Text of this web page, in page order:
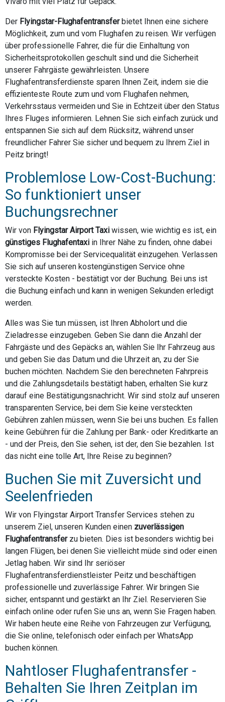
Der Flyingstar-Flughafentransferbietet Ihnen eine sichere
Möglichkeit, zum und vom Flughafen zu reisen. Wir verfügen
über professionelle Fahrer, die für die Einhaltung von
Sicherheitsprotokollen geschult sind und die Sicherheit
unserer Fahrgäste gewährleisten. Unsere
Flughafentransferdienste sparen Ihnen Zeit, indem sie die
effizienteste Route zum und vom Flughafen nehmen,
Verkehrsstaus vermeiden und Sie in Echtzeit über den Status
Ihres Fluges informieren. Lehnen Sie sich einfach zurück und
entspannen Sie sich auf dem Rücksitz, während unser
freundlicher Fahrer Sie sicher und bequem zu Ihrem Ziel in
Peitz bringt!
Problemlose Low-Cost-Buchung:
So funktioniert unser
Buchungsrechner
Wir von Flyingstar Airport Taxi wissen, wie wichtig es ist, ein
günstiges Flughafentaxi in Ihrer Nähe zu finden, ohne dabei
Kompromisse bei der Servicequalität einzugehen. Verlassen
Sie sich auf unseren kostengünstigen Service ohne
versteckte Kosten - bestätigt vor der Buchung. Bei uns ist
die Buchung einfach und kann in wenigen Sekunden erledigt
werden.
Alles was Sie tun müssen, ist Ihren Abholort und die
Zieladresse einzugeben. Geben Sie dann die Anzahl der
Fahrgäste und des Gepäcks an, wählen Sie Ihr Fahrzeug aus
und geben Sie das Datum und die Uhrzeit an, zu der Sie
buchen möchten. Nachdem Sie den berechneten Fahrpreis
und die Zahlungsdetails bestätigt haben, erhalten Sie kurz
darauf eine Bestätigungsnachricht. Wir sind stolz auf unseren
transparenten Service, bei dem Sie keine versteckten
Gebühren zahlen müssen, wenn Sie bei uns buchen. Es fallen
keine Gebühren für die Zahlung per Bank- oder Kreditkarte an
- und der Preis, den Sie sehen, ist der, den Sie bezahlen. Ist
das nicht eine tolle Art, Ihre Reise zu beginnen?
Buchen Sie mit Zuversicht und
Seelenfrieden
Wir von Flyingstar Airport Transfer Services stehen zu
unserem Ziel, unseren Kunden einen zuverlässigen
Flughafentransferzu bieten. Dies ist besonders wichtig bei
langen Flügen, bei denen Sie vielleicht müde sind oder einen
Jetlag haben. Wir sind Ihr seriöser
Flughafentransferdienstleister Peitz und beschäftigen
professionelle und zuverlässige Fahrer. Wir bringen Sie
sicher, entspannt und gestärkt an Ihr Ziel. Reservieren Sie
einfach online oder rufen Sie uns an, wenn Sie Fragen haben.
Wir haben heute eine Reihe von Fahrzeugen zur Verfügung,
die Sie online, telefonisch oder einfach per WhatsApp
buchen können.
Nahtloser Flughafentransfer -
Behalten Sie Ihren Zeitplan im